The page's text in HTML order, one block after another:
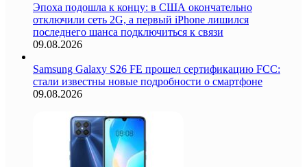
Эпоха подошла к концу: в США окончательно
отключили сеть 2G, а первый iPhone лишился
последнего шанса подключиться к связи
09.08.2026
Samsung Galaxy S26 FE прошел сертификацию FCC:
стали известны новые подробности о смартфоне
09.08.2026